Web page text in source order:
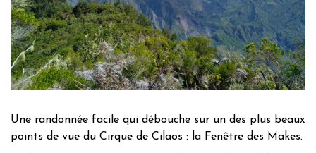
Une randonnée facile qui débouche sur un des plus beaux
points de vue du Cirque de Cilaos : la Fenêtre des Makes.